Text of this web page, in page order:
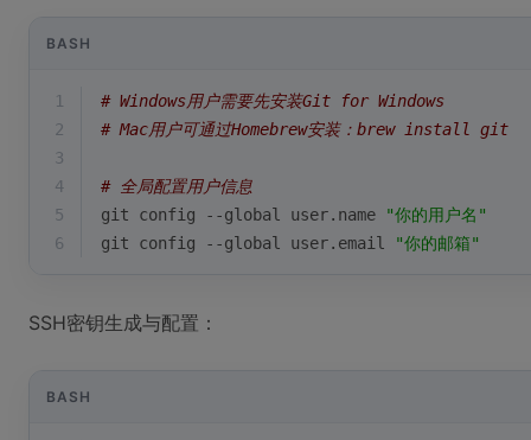
BASH
1
# Windows用户需要先安装Git for Windows
2
# Mac用户可通过Homebrew安装：brew install git
3
4
# 全局配置用户信息
5
git config --global user.name
"你的用户名"
6
git config --global user.email "你的邮箱"
SSH密钥生成与配置：
BASH